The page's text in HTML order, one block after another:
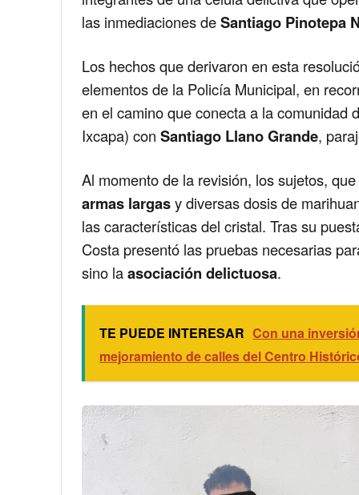
las inmediaciones deSantiago Pinotepa
Los hechos que derivaron en esta
elementos de la Policía Municipal, en
en el camino que conecta a la comunidad
Ixcapa) con Santiago Llano Grande,
Al momento de la revisión, los sujetos,
armas largasy diversas dosis de
las características del cristal. Tras su
Costa presentó las pruebas necesarias
sino laasociación delictuosa.
TE PUEDE INTERESAR Con una
mejoramiento de calles del Centro